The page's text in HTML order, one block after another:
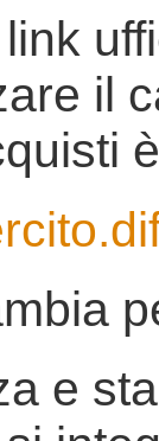
il
e